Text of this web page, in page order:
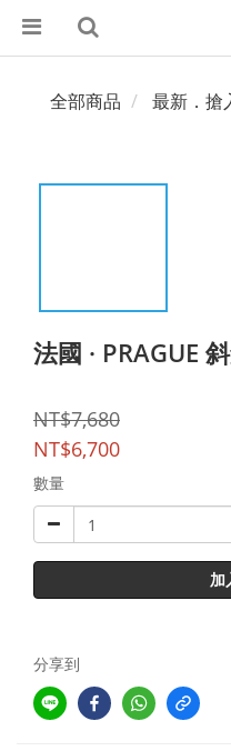
全部商品 最新．搶
法國 · PRAGUE
NT$7,680
NT$6,700
數量
加
分享到